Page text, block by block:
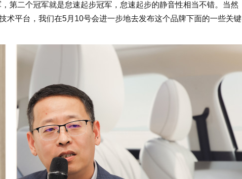
第二个冠军就是怠速起步冠军，怠速起步的静音性相当不错。当然
术平台，我们在5月10号会进一步地去发布这个品牌下面的一些关键